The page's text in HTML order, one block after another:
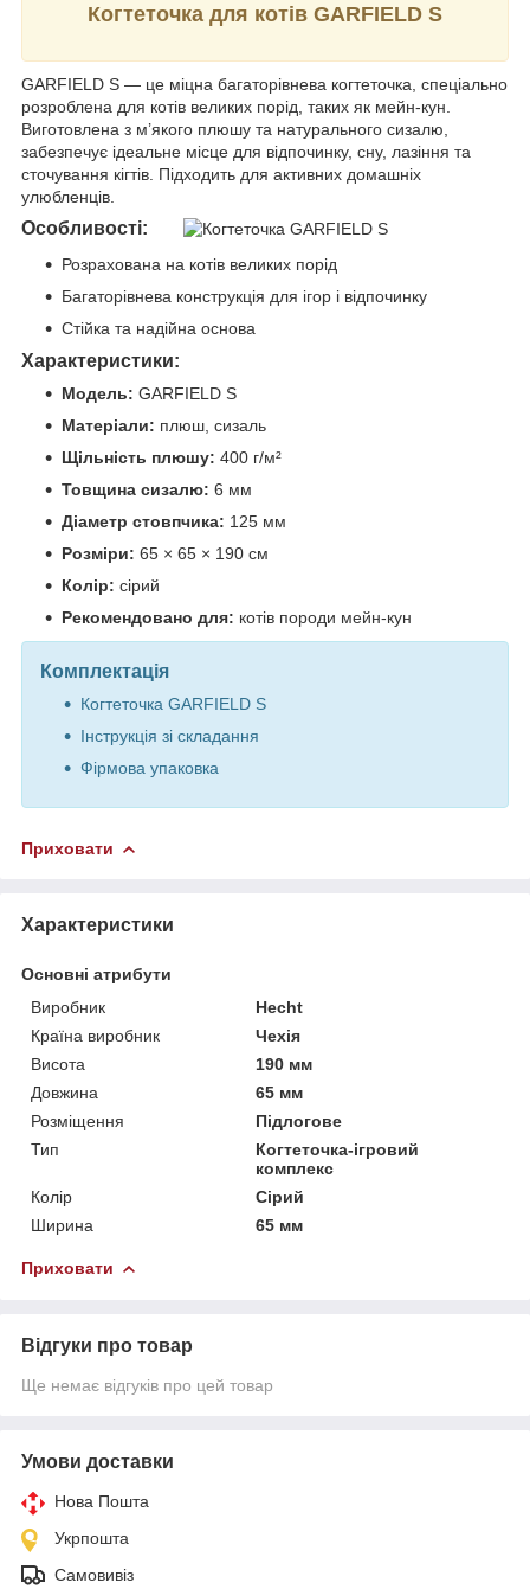
Когтеточка для котів GARFIELD S
GARFIELD S — це міцна багаторівнева когтеточка, спеціально
розроблена для котів великих порід, таких як мейн-кун.
Виготовлена з м’якого плюшу та натурального сизалю,
забезпечує ідеальне місце для відпочинку, сну, лазіння та
сточування кігтів. Підходить для активних домашніх
улюбленців.
Особливості:
Розрахована на котів великих порід
Багаторівнева конструкція для ігор і відпочинку
Стійка та надійна основа
Характеристики:
Модель: GARFIELD S
Матеріали: плюш, сизаль
Щільність плюшу: 400 г/м²
Товщина сизалю: 6 мм
Діаметр стовпчика: 125 мм
Розміри: 65 × 65 × 190 см
Колір: сірий
Рекомендовано для: котів породи мейн-кун
Комплектація
Когтеточка GARFIELD S
Інструкція зі складання
Фірмова упаковка
Приховати
Характеристики
Основні атрибути
Виробник
Hecht
Країна виробник
Чехія
Висота
190 мм
Довжина
65 мм
Розміщення
Підлогове
Тип
Когтеточка-ігровий
комплекс
Колір
Сірий
Ширина
65 мм
Приховати
Відгуки про товар
Ще немає відгуків про цей товар
Умови доставки
Нова Пошта
Укрпошта
Самовивіз